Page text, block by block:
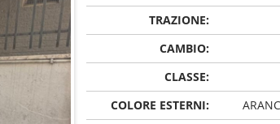
TRAZIONE:
CAMBIO:
CLASSE:
COLORE ESTERNI: